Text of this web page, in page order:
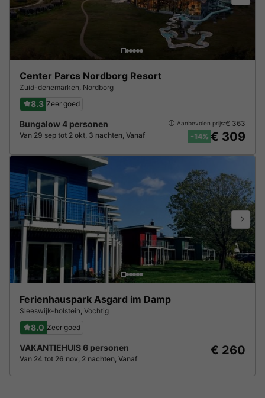
Center Parcs Nordborg Resort
Zuid-denemarken Nordborg
8.3 Zeer goed
Bungalow 4 personen
Van 29 sep tot 2 okt, 3 nachten, Vanaf
Aanbevolen prijs:€ 363
-14% € 309
Ferienhauspark Asgard im Damp
Sleeswijk-holstein Vochtig
8.0 Zeer goed
VAKANTIEHUIS 6 personen
Van 24 tot 26 nov, 2 nachten, Vanaf
€ 260